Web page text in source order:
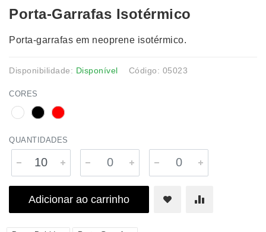
Porta-Garrafas Isotérmico
Porta-garrafas em neoprene isotérmico.
Disponibilidade: Disponível Código: 05023
CORES
QUANTIDADES
Adicionar ao carrinho